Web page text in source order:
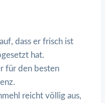
dass er frisch ist
hat.
für den besten
reicht völlig aus,